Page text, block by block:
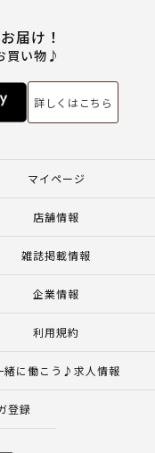
届け！
買い物♪
詳しくはこちら
マイページ
店舗情報
雑誌掲載情報
企業情報
利用規約
緒に働こう♪求人情報
登録